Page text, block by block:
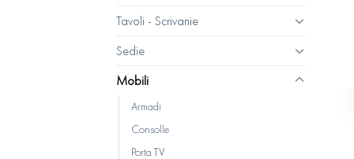
Tavoli - Scrivanie
Sedie
Mobili
Armadi
Consolle
Porta TV